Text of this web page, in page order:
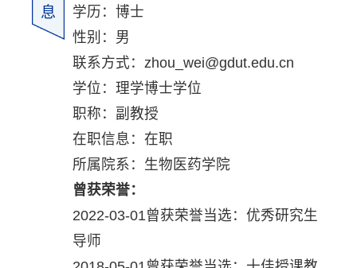
息
学历：博士
性别：男
联系方式：zhou_wei@gdut.edu.cn
学位：理学博士学位
职称：副教授
在职信息：在职
所属院系：生物医药学院
曾获荣誉：
2022-03-01曾获荣誉当选：优秀研究生
导师